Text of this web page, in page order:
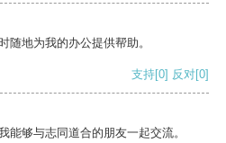
随地为我的办公提供帮助。
支持[0] 反对[0]
能够与志同道合的朋友一起交流。